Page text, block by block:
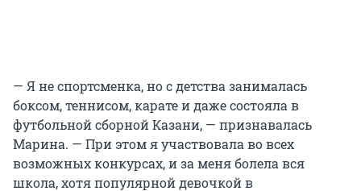
— Я не спортсменка, но с детства занималась
боксом, теннисом, карате и даже состояла в
футбольной сборной Казани, — признавалась
Марина. — При этом я участвовала во всех
возможных конкурсах, и за меня болела вся
школа, хотя популярной девочкой в